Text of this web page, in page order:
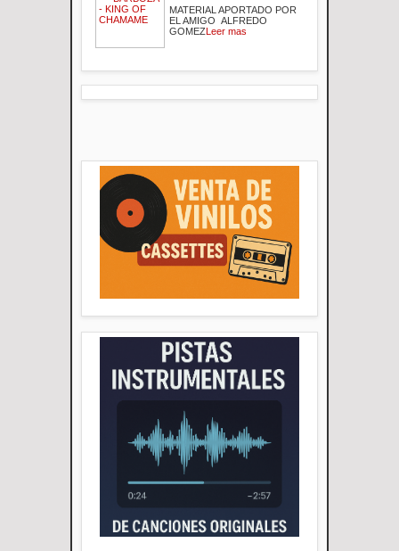
MATERIAL APORTADO POR
EL AMIGO ALFREDO
GOMEZLeer mas